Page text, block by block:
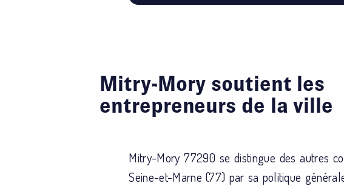
Mitry-Mory soutient les
entrepreneurs de la ville
Mitry-Mory 77290 se distingue des autres
Seine-et-Marne (77) par sa politique